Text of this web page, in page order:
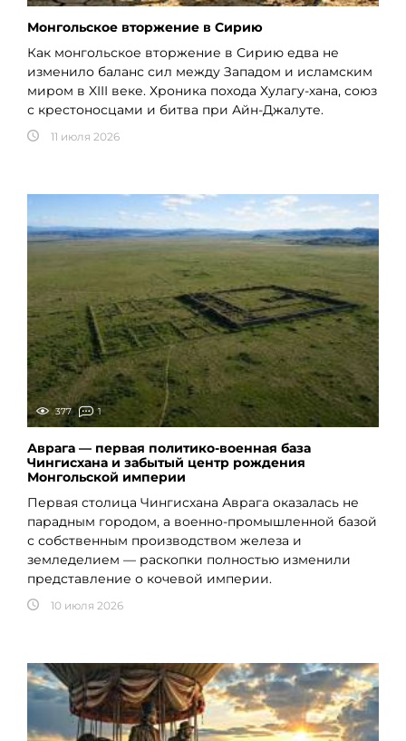
Монгольское вторжение в Сирию
Как монгольское вторжение в Сирию едва не
изменило баланс сил между Западом и исламским
миром в XIII веке. Хроника похода Хулагу-хана, союз
с крестоносцами и битва при Айн-Джалуте.
11 июля 2026
377 1
Аврага — первая политико-военная база
Чингисхана и забытый центр рождения
Монгольской империи
Первая столица Чингисхана Аврага оказалась не
парадным городом, а военно-промышленной базой
с собственным производством железа и
земледелием — раскопки полностью изменили
представление о кочевой империи.
10 июля 2026